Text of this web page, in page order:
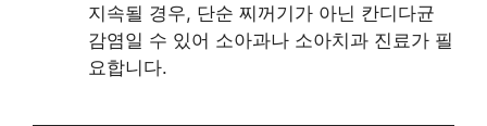
지속될 경우, 단순 찌꺼기가 아닌 칸디다균
감염일 수 있어 소아과나 소아치과 진료가 필
요합니다.